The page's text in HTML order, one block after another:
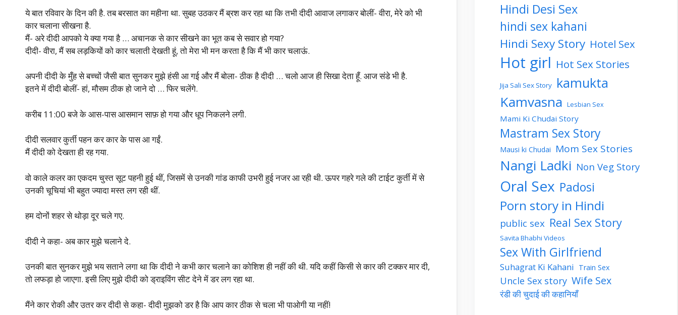
ये बात रविवार के दिन की है. तब बरसात का महीना था. सुबह उठकर मैं ब्रश कर रहा था कि तभी दीदी आवाज लगाकर बोलीं- वीरा, मेरे को भी
कार चलाना सीखना है.
मैं- अरे दीदी आपको ये क्या गया है … अचानक से कार सीखने का भूत कब से सवार हो गया?
दीदी- वीरा, मैं सब लड़कियों को कार चलाती देखती हूं, तो मेरा भी मन करता है कि मैं भी कार चलाऊं.
अपनी दीदी के मुँह से बच्चों जैसी बात सुनकर मुझे हंसी आ गई और मैं बोला- ठीक है दीदी … चलो आज ही सिखा देता हूँ. आज संडे भी है.
इतने में दीदी बोलीं- हां, मौसम ठीक हो जाने दो … फिर चलेंगे.
करीब 11:00 बजे के आस-पास आसमान साफ़ हो गया और धूप निकलने लगी.
दीदी सलवार कुर्ती पहन कर कार के पास आ गईं.
मैं दीदी को देखता ही रह गया.
वो काले कलर का एकदम चुस्त सूट पहनी हुई थीं, जिसमें से उनकी गांड काफी उभरी हुई नजर आ रही थी. ऊपर गहरे गले की टाईट कुर्ती में से
उनकी चूचियां भी बहुत ज्यादा मस्त लग रही थीं.
हम दोनों शहर से थोड़ा दूर चले गए.
दीदी ने कहा- अब कार मुझे चलाने दे.
उनकी बात सुनकर मुझे भय सताने लगा था कि दीदी ने कभी कार चलाने का कोशिश ही नहीं की थी. यदि कहीं किसी से कार की टक्कर मार दी,
तो लफड़ा हो जाएगा. इसी लिए मुझे दीदी को ड्राइविंग सीट देने में डर लग रहा था.
मैंने कार रोकी और उतर कर दीदी से कहा- दीदी मुझको डर है कि आप कार ठीक से चला भी पाओगी या नहीं!
Hindi Desi Sex
hindi sex kahani
Hindi Sexy Story Hotel Sex
Hot girl Hot Sex Stories
Jija Sali Sex Story kamukta
Kamvasna Lesbian Sex
Mami Ki Chudai Story
Mastram Sex Story
Mausi ki Chudai Mom Sex Stories
Nangi Ladki Non Veg Story
Oral Sex Padosi
Porn story in Hindi
public sex Real Sex Story
Savita Bhabhi Videos
Sex With Girlfriend
Suhagrat Ki Kahani Train Sex
Uncle Sex story Wife Sex
रंडी की चुदाई की कहानियाँ